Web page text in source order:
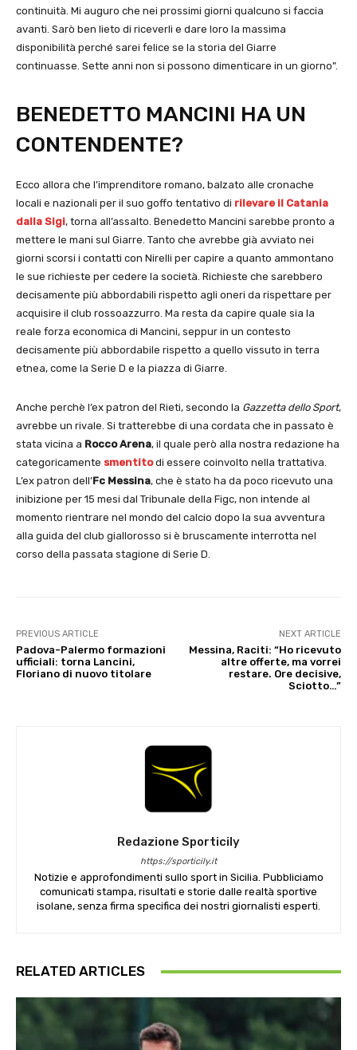
continuità. Mi auguro che nei prossimi giorni qualcuno si faccia
avanti. Sarò ben lieto di riceverli e dare loro la massima
disponibilità perché sarei felice se la storia del Giarre
continuasse. Sette anni non si possono dimenticare in un giorno”.
BENEDETTO MANCINI HA UN
CONTENDENTE?
Ecco allora che l’imprenditore romano, balzato alle cronache
locali e nazionali per il suo goffo tentativo di rilevare il Catania
dalla Sigi, torna all’assalto. Benedetto Mancini sarebbe pronto a
mettere le mani sul Giarre. Tanto che avrebbe già avviato nei
giorni scorsi i contatti con Nirelli per capire a quanto ammontano
le sue richieste per cedere la società. Richieste che sarebbero
decisamente più abbordabili rispetto agli oneri da rispettare per
acquisire il club rossoazzurro. Ma resta da capire quale sia la
reale forza economica di Mancini, seppur in un contesto
decisamente più abbordabile rispetto a quello vissuto in terra
etnea, come la Serie D e la piazza di Giarre.
Anche perchè l’ex patron del Rieti, secondo la Gazzetta dello Sport,
avrebbe un rivale. Si tratterebbe di una cordata che in passato è
stata vicina a Rocco Arena, il quale però alla nostra redazione ha
categoricamente smentitodi essere coinvolto nella trattativa.
L’ex patron dell’Fc Messina, che è stato ha da poco ricevuto una
inibizione per 15 mesi dal Tribunale della Figc, non intende al
momento rientrare nel mondo del calcio dopo la sua avventura
alla guida del club giallorosso si è bruscamente interrotta nel
corso della passata stagione di Serie D.
PREVIOUS ARTICLE
Padova-Palermo formazioni
ufficiali: torna Lancini,
Floriano di nuovo titolare
NEXT ARTICLE
Messina, Raciti: “Ho ricevuto
altre offerte, ma vorrei
restare. Ore decisive,
Sciotto…”
Redazione Sporticily
https://sporticily.it
Notizie e approfondimenti sullo sport in Sicilia. Pubbliciamo
comunicati stampa, risultati e storie dalle realtà sportive
isolane, senza firma specifica dei nostri giornalisti esperti.
RELATED ARTICLES